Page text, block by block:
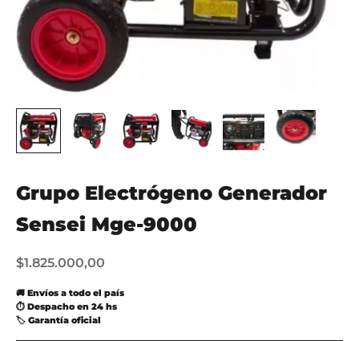
Grupo Electrógeno Generador
Sensei Mge-9000
Precio de oferta
$1.825.000,00
🚚 Envíos a todo el país
⏱ Despacho en 24 hs
🏷 Garantía oficial